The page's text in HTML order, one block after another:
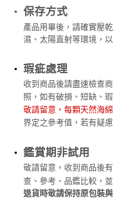
保存方式
產品用畢後，請確實壓
濕、太陽直射等環境，以
瑕疵處理
收到商品後請盡速檢查
照，如有破損、短缺、
敬請留意，每顆天然海
界定之參考值，若有疑
鑑賞期非試用
敬請留意，收到商品後有
查、參考、品鑑比較，並
退貨時敬請保持原包裝